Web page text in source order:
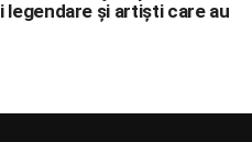
legendare și artiști care au